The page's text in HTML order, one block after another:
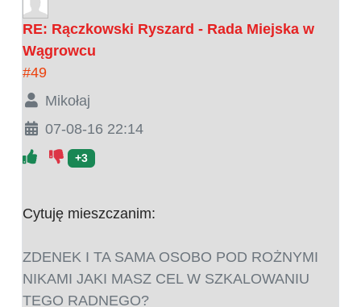
RE: Rączkowski Ryszard - Rada Miejska w
Wągrowcu
#49
Mikołaj
07-08-16 22:14
+3
Cytuję mieszczanim:
ZDENEK I TA SAMA OSOBO POD ROŻNYMI
NIKAMI JAKI MASZ CEL W SZKALOWANIU
TEGO RADNEGO?